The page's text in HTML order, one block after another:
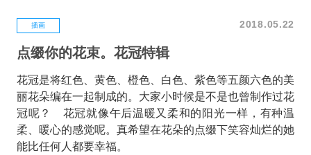
插画 2018.05.22
点缀你的花束。花冠特辑
花冠是将红色、黄色、橙色、白色、紫色等五颜六色的美
丽花朵编在一起制成的。大家小时候是不是也曾制作过花
冠呢？ 花冠就像午后温暖又柔和的阳光一样，有种温
柔、暖心的感觉呢。真希望在花朵的点缀下笑容灿烂的她
能比任何人都要幸福。